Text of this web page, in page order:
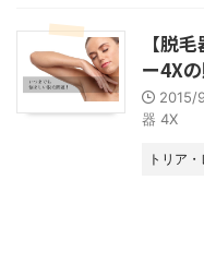
【脱
ー4X
2015/
器 4X
トリア